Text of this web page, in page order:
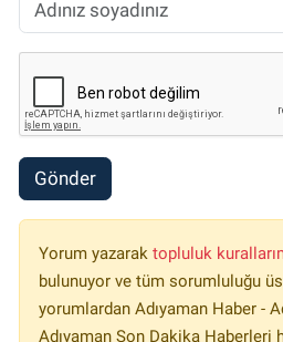
Gönder
Yorum yazarak topluluk
bulunuyor ve tüm sorumluluğu
yorumlardan Adıyaman Haber -
Adıyaman Son Dakika